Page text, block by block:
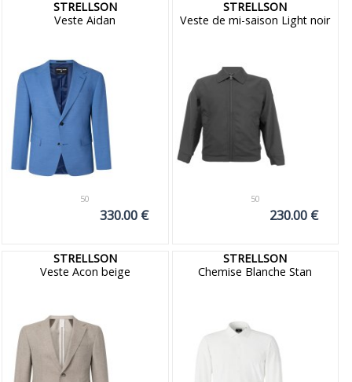
STRELLSON
Veste Aidan
50
330.00 €
STRELLSON
Veste de mi-saison Light noir
50
230.00 €
STRELLSON
Veste Acon beige
STRELLSON
Chemise Blanche Stan